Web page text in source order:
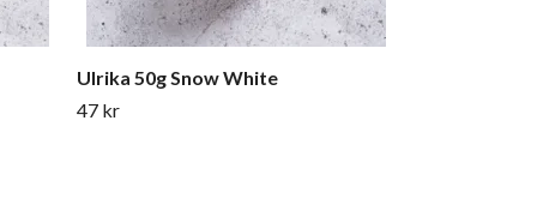
Ulrika 50g Snow White
47 kr